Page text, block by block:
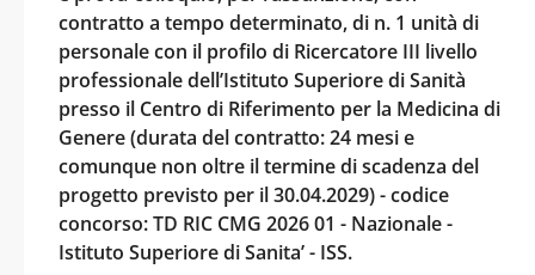
contratto a tempo determinato, di n. 1 unità di
personale con il profilo di Ricercatore III livello
professionale dell’Istituto Superiore di Sanità
presso il Centro di Riferimento per la Medicina di
Genere (durata del contratto: 24 mesi e
comunque non oltre il termine di scadenza del
progetto previsto per il 30.04.2029) - codice
concorso: TD RIC CMG 2026 01 - Nazionale -
Istituto Superiore di Sanita’ - ISS.